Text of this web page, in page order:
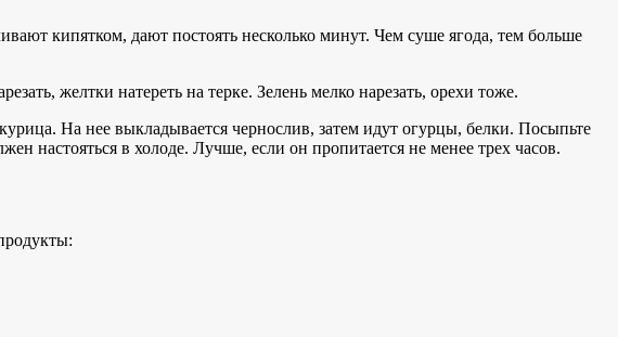
кипятком, дают постоять несколько минут. Чем суше ягода, тем больше
желтки натереть на терке. Зелень мелко нарезать, орехи тоже.
На нее выкладывается чернослив, затем идут огурцы, белки. Посыпьте
настояться в холоде. Лучше, если он пропитается не менее трех часов.